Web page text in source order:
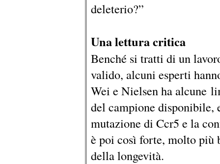
deleterio?”
Una lettura critica
Benché si tratti di un
valido, alcuni esperti
Wei e Nielsen ha alcune
del campione disponibile,
mutazione di Ccr5 e la
è poi così forte, molto più
della longevità.